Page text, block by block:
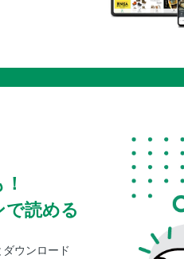
読める
ウンロード